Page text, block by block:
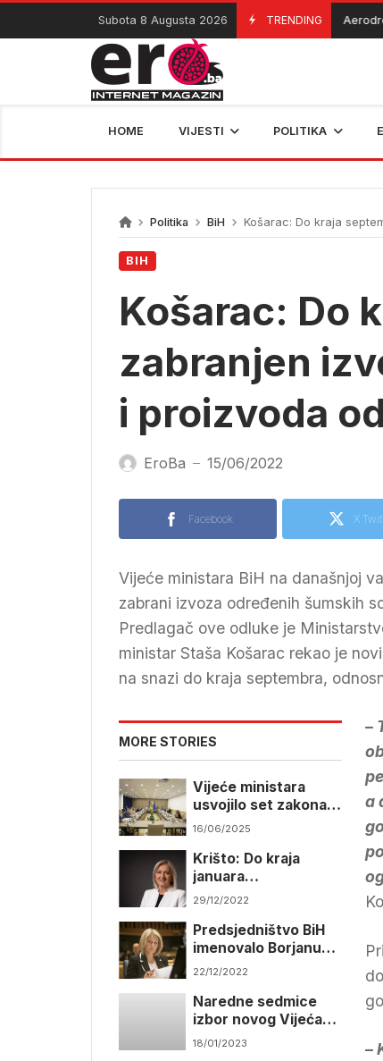
Skip
content
Subota 8 Augusta 2026 TRENDING
07/08/2026 Aerodromi
HOME VIJESTI POLITIKA
Politika BiH Košarac: Do kraja
BIH
Košarac: Do
zabranjen
i proizvoda
EroBa — 15/06/2022
Facebook X
Vijeće ministara BiH na današnjoj
zabrani izvoza određenih šumskih
Predlagač ove odluke je
ministar Staša Košarac rekao je
na snazi do kraja septembra,
MORE STORIES
Vijeće ministara
usvojilo set zakona o
intelektualnom
16/06/2025
Krišto: Do kraja
januara
kompletiranje Vijeća
29/12/2022
Predsjedništvo BiH
imenovalo Borjanu
Krišto za mandatara
22/12/2022
Naredne sedmice
izbor novog Vijeća
ministara
18/01/2023
–
a
–